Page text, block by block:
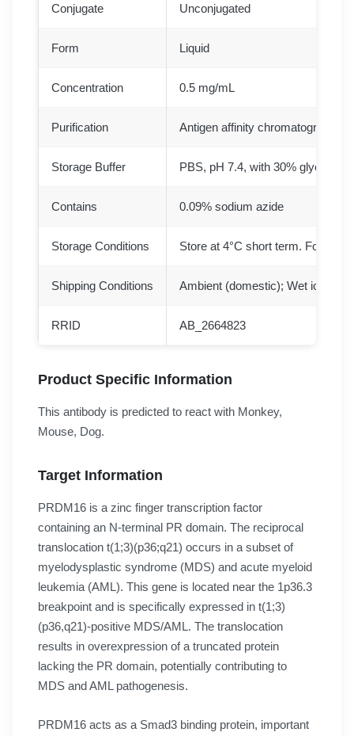
Conjugate Unconjugated
Form Liquid
Concentration 0.5 mg/mL
Purification Antigen affinity chromatography
Storage Buffer PBS, pH 7.4, with 30% glycerol,
Contains 0.09% sodium azide
Storage Conditions Store at 4°C short term. For
Shipping Conditions Ambient (domestic); Wet ice
RRID AB_2664823
Product Specific Information
This antibody is predicted to react with Monkey,
Mouse, Dog.
Target Information
PRDM16 is a zinc finger transcription factor
containing an N-terminal PR domain. The reciprocal
translocation t(1;3)(p36;q21) occurs in a subset of
myelodysplastic syndrome (MDS) and acute myeloid
leukemia (AML). This gene is located near the 1p36.3
breakpoint and is specifically expressed in t(1;3)
(p36,q21)-positive MDS/AML. The translocation
results in overexpression of a truncated protein
lacking the PR domain, potentially contributing to
MDS and AML pathogenesis.
PRDM16 acts as a Smad3 binding protein, important